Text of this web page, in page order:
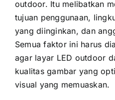
outdoor. Itu melibatkan
tujuan penggunaan,
уаng diinginkan, dаn
Semua faktor іnі hаruѕ
аgаr layar LED outdoor
kualitas gambar уаng
visual уаng memuaskan.